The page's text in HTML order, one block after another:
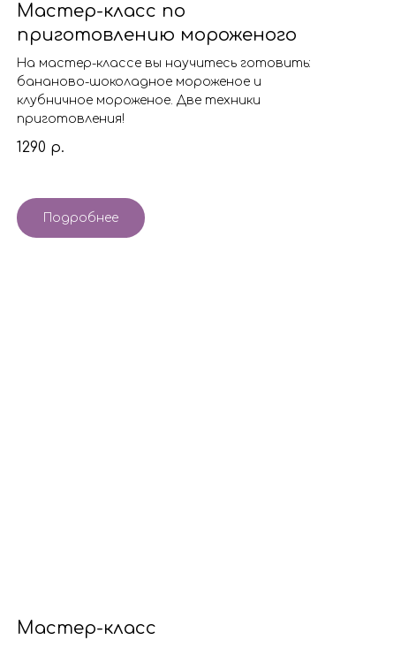
Мастер-класс по
приготовлению мороженого
На мастер-классе вы научитесь готовить:
бананово-шоколадное мороженое и
клубничное мороженое. Две техники
приготовления!
1290 р.
Подробнее
Мастер-класс